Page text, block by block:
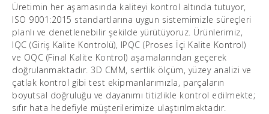
Üretimin her aşamasında kaliteyi kontrol altında tutuyor,
ISO 9001:2015 standartlarına uygun sistemimizle süreçleri
planlı ve denetlenebilir şekilde yürütüyoruz. Ürünlerimiz,
IQC (Giriş Kalite Kontrolü), IPQC (Proses İçi Kalite Kontrol)
ve OQC (Final Kalite Kontrol) aşamalarından geçerek
doğrulanmaktadır. 3D CMM, sertlik ölçüm, yüzey analizi ve
çatlak kontrol gibi test ekipmanlarımızla, parçaların
boyutsal doğruluğu ve dayanımı titizlikle kontrol edilmekte;
sıfır hata hedefiyle müşterilerimize ulaştırılmaktadır.